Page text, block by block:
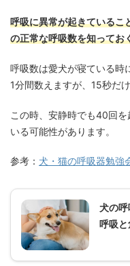
呼吸に異常が起きているこ
の正常な呼吸数を知ってお
呼吸数は愛犬が寝ている時
1分間数えますが、15秒だ
この時、安静時でも40回
いる可能性があります。
参考： 犬・猫の呼吸器勉
犬の
呼吸